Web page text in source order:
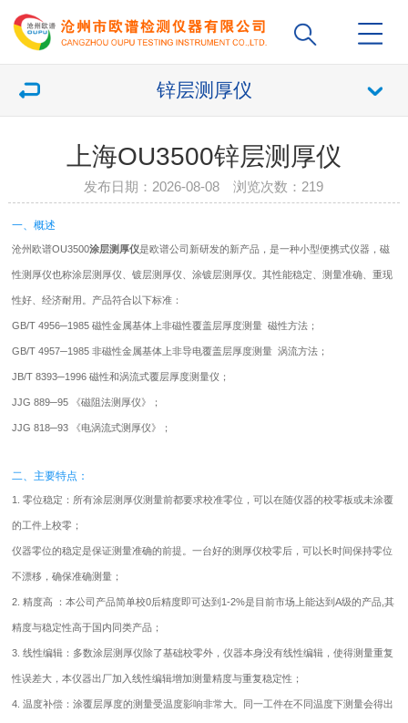
锌层测厚仪
上海OU3500锌层测厚仪
发布日期：2026-08-08 浏览次数： 219
一、概述
沧州欧谱OU3500涂层测厚仪是欧谱公司新研发的新产品，是一种小型便携式仪器，磁
性测厚仪也称涂层测厚仪、镀层测厚仪、涂镀层测厚仪。其性能稳定、测量准确、重现
性好、经济耐用。产品符合以下标准：
GB/T 4956─1985 磁性金属基体上非磁性覆盖层厚度测量 磁性方法；
GB/T 4957─1985 非磁性金属基体上非导电覆盖层厚度测量 涡流方法；
JB/T 8393─1996 磁性和涡流式覆层厚度测量仪；
JJG 889─95 《磁阻法测厚仪》；
JJG 818─93 《电涡流式测厚仪》；
二、主要特点：
1. 零位稳定：所有涂层测厚仪测量前都要求校准零位，可以在随仪器的校零板或未涂覆
的工件上校零；
仪器零位的稳定是保证测量准确的前提。一台好的测厚仪校零后，可以长时间保持零位
不漂移，确保准确测量；
2. 精度高 ：本公司产品简单校0后精度即可达到1-2%是目前市场上能达到A级的产品,其
精度与稳定性高于国内同类产品；
3. 线性编辑：多数涂层测厚仪除了基础校零外，仪器本身没有线性编辑，使得测量重复
性误差大，本仪器出厂加入线性编辑增加测量精度与重复稳定性；
4. 温度补偿：涂覆层厚度的测量受温度影响非常大。同一工件在不同温度下测量会得出